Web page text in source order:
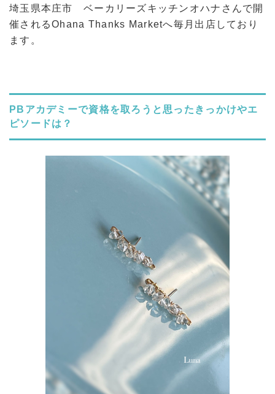
埼玉県本庄市 ベーカリーズキッチンオハナさんで開
催されるOhana Thanks Marketへ毎月出店しており
ます。
PBアカデミーで資格を取ろうと思ったきっかけやエ
ピソードは？